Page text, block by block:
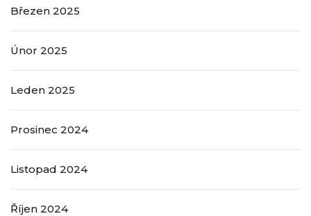
Březen 2025
Únor 2025
Leden 2025
Prosinec 2024
Listopad 2024
Říjen 2024